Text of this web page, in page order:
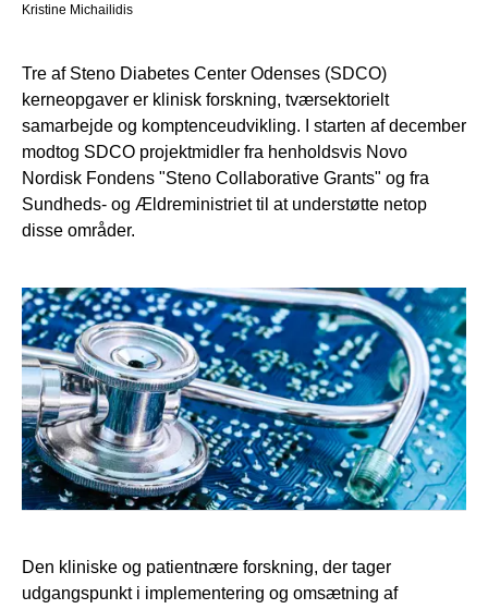
Kristine Michailidis
Tre af Steno Diabetes Center Odenses (SDCO)
kerneopgaver er klinisk forskning, tværsektorielt
samarbejde og komptenceudvikling. I starten af december
modtog SDCO projektmidler fra henholdsvis Novo
Nordisk Fondens "Steno Collaborative Grants" og fra
Sundheds- og Ældreministriet til at understøtte netop
disse områder.
Den kliniske og patientnære forskning, der tager
udgangspunkt i implementering og omsætning af